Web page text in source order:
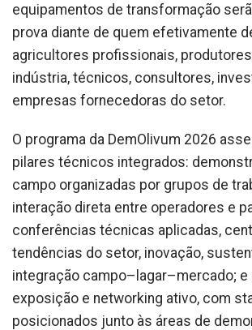
equipamentos de transformação
prova diante de quem efetivamente
agricultores profissionais,
indústria, técnicos, consultores,
empresas fornecedoras do setor.
O programa da DemOlivum 2026
pilares técnicos integrados:
campo organizadas por grupos de
interação direta entre operadores e
conferências técnicas aplicadas,
tendências do setor, inovação,
integração campo–lagar–mercado; e
exposição e networking ativo, com
posicionados junto às áreas de